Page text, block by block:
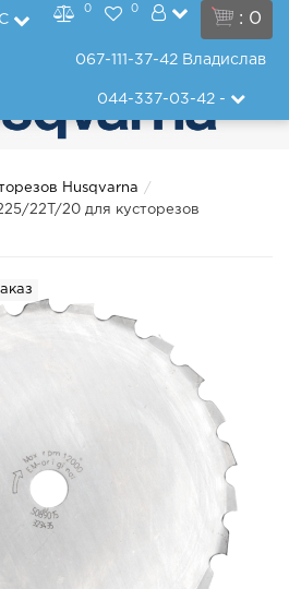
: 0
0 0
067-111-37-42 Владислав
044-337-03-42-
Husqvarna
22T/20 для кусторезов